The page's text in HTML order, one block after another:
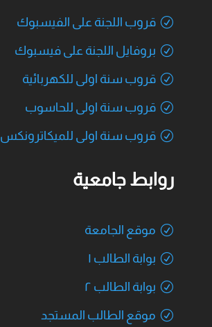
قروب اللجنة على الفيسبوك
بروفايل اللجنة على فيسبوك
قروب سنة اولى للكهربائية
قروب سنة اولى للحاسوب
قروب سنة اولى للميكاترونكس
موقع الجامعة
بوابة الطالب ١
بوابة الطالب ٢
موقع الطالب المستجد